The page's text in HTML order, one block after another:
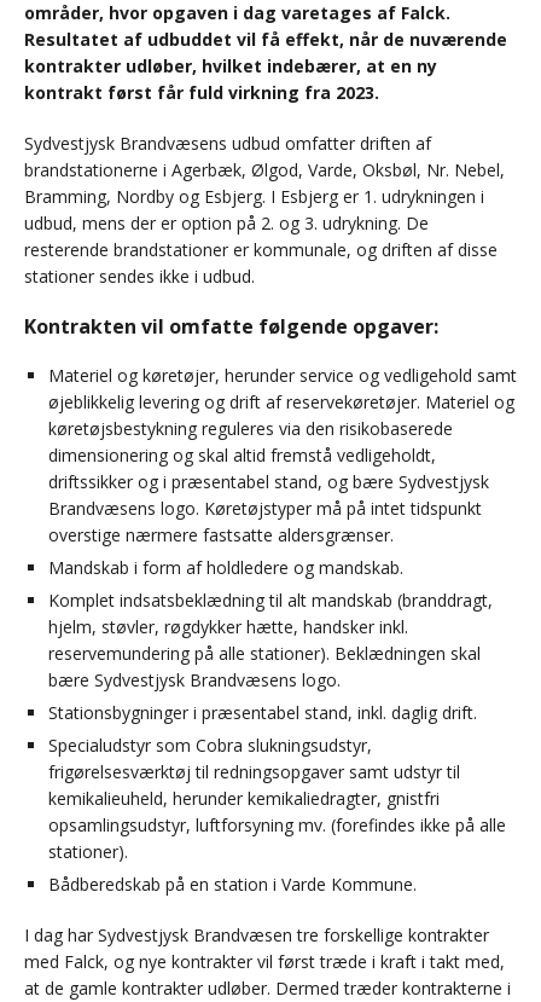
områder, hvor opgaven i dag varetages af Falck.
Resultatet af udbuddet vil få effekt, når de nuværende
kontrakter udløber, hvilket indebærer, at en ny
kontrakt først får fuld virkning fra 2023.
Sydvestjysk Brandvæsens udbud omfatter driften af
brandstationerne i Agerbæk, Ølgod, Varde, Oksbøl, Nr. Nebel,
Bramming, Nordby og Esbjerg. I Esbjerg er 1. udrykningen i
udbud, mens der er option på 2. og 3. udrykning. De
resterende brandstationer er kommunale, og driften af disse
stationer sendes ikke i udbud.
Kontrakten vil omfatte følgende opgaver:
Materiel og køretøjer, herunder service og vedligehold samt
øjeblikkelig levering og drift af reservekøretøjer. Materiel og
køretøjsbestykning reguleres via den risikobaserede
dimensionering og skal altid fremstå vedligeholdt,
driftssikker og i præsentabel stand, og bære Sydvestjysk
Brandvæsens logo. Køretøjstyper må på intet tidspunkt
overstige nærmere fastsatte aldersgrænser.
Mandskab i form af holdledere og mandskab.
Komplet indsatsbeklædning til alt mandskab (branddragt,
hjelm, støvler, røgdykker hætte, handsker inkl.
reservemundering på alle stationer). Beklædningen skal
bære Sydvestjysk Brandvæsens logo.
Stationsbygninger i præsentabel stand, inkl. daglig drift.
Specialudstyr som Cobra slukningsudstyr,
frigørelsesværktøj til redningsopgaver samt udstyr til
kemikalieuheld, herunder kemikaliedragter, gnistfri
opsamlingsudstyr, luftforsyning mv. (forefindes ikke på alle
stationer).
Bådberedskab på en station i Varde Kommune.
I dag har Sydvestjysk Brandvæsen tre forskellige kontrakter
med Falck, og nye kontrakter vil først træde i kraft i takt med,
at de gamle kontrakter udløber. Dermed træder kontrakterne i